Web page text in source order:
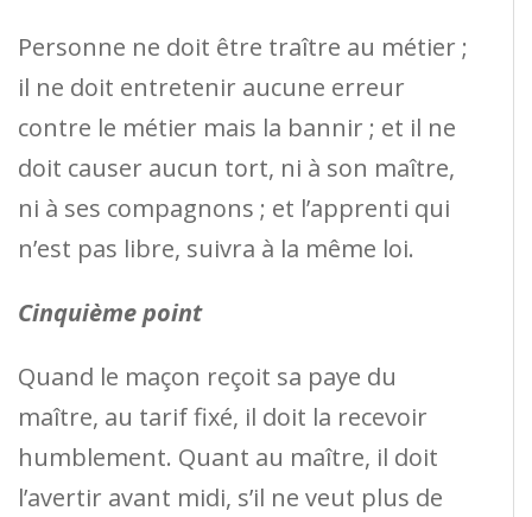
Personne ne doit être traître au métier ;
il ne doit entretenir aucune erreur
contre le métier mais la bannir ; et il ne
doit causer aucun tort, ni à son maître,
ni à ses compagnons ; et l’apprenti qui
n’est pas libre, suivra à la même loi.
Cinquième point
Quand le maçon reçoit sa paye du
maître, au tarif fixé, il doit la recevoir
humblement. Quant au maître, il doit
l’avertir avant midi, s’il ne veut plus de